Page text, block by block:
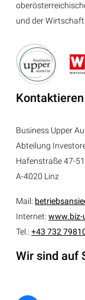
und der
Business Upper
Abteilung
Hafenstraße 47-51
A-4020 Linz
Mail:
Internet: www.biz-
Tel.: +43 732
Wir sind auf